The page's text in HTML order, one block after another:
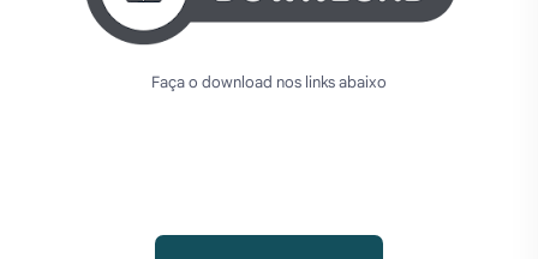
Faça o download nos links abaixo